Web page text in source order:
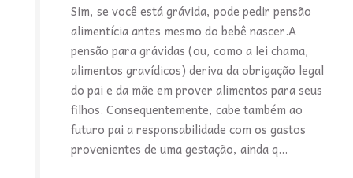
Sim, se você está grávida, pode pedir pensão
alimentícia antes mesmo do bebê nascer.A
pensão para grávidas (ou, como a lei chama,
alimentos gravídicos) deriva da obrigação legal
do pai e da mãe em prover alimentos para seus
filhos. Consequentemente, cabe também ao
futuro pai a responsabilidade com os gastos
provenientes de uma gestação, ainda q...